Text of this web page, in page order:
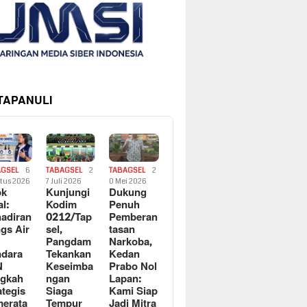
6
2026
Air
TABAGSEL
2
7 Juli 2026
Kunjungi
Kodim
0212/Tap
sel,
Pangdam
Tekankan
Keseimba
ngan
Siaga
TABAGSEL
2
0 Mei 2026
Dukung
Penuh
Pemberan
tasan
Narkoba,
Kedan
Prabo Nol
Lapan:
Kami Siap